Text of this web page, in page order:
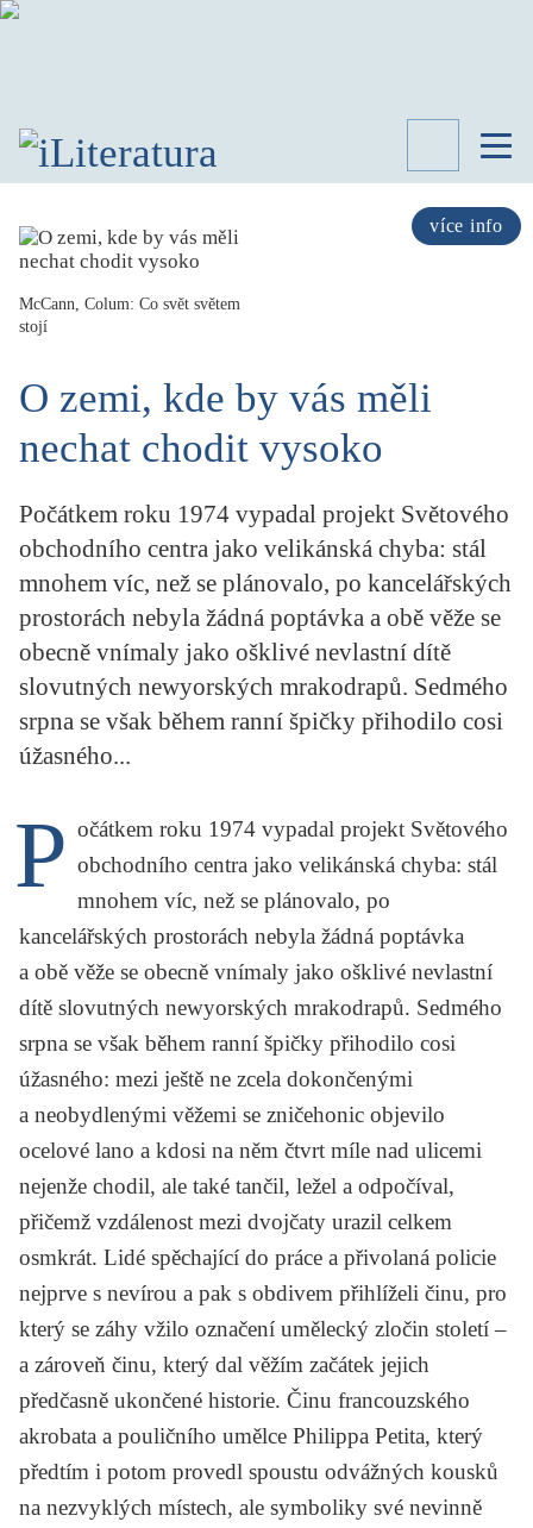
více info
SPISOVATELÉ
KNIHY
LITERATURY
KATEGORIE
PŘEHLED
STUDIE
KRITIKA PŘEKLADU
UKÁZKA
SLOUPEK
ILIGLOSA
McCann, Colum: Co svět světem
stojí
O zemi, kde by vás měli
nechat chodit vysoko
Počátkem roku 1974 vypadal projekt Světového
obchodního centra jako velikánská chyba: stál
mnohem víc, než se plánovalo, po kancelářských
prostorách nebyla žádná poptávka a obě věže se
obecně vnímaly jako ošklivé nevlastní dítě
slovutných newyorských mrakodrapů. Sedmého
srpna se však během ranní špičky přihodilo cosi
úžasného...
P očátkem roku 1974 vypadal projekt Světového
obchodního centra jako velikánská chyba: stál
mnohem víc, než se plánovalo, po
kancelářských prostorách nebyla žádná poptávka
a obě věže se obecně vnímaly jako ošklivé nevlastní
dítě slovutných newyorských mrakodrapů. Sedmého
srpna se však během ranní špičky přihodilo cosi
úžasného: mezi ještě ne zcela dokončenými
a neobydlenými věžemi se zničehonic objevilo
ocelové lano a kdosi na něm čtvrt míle nad ulicemi
nejenže chodil, ale také tančil, ležel a odpočíval,
přičemž vzdálenost mezi dvojčaty urazil celkem
osmkrát. Lidé spěchající do práce a přivolaná policie
nejprve s nevírou a pak s obdivem přihlíželi činu, pro
který se záhy vžilo označení umělecký zločin století –
a zároveň činu, který dal věžím začátek jejich
předčasně ukončené historie. Činu francouzského
akrobata a pouličního umělce Philippa Petita, který
předtím i potom provedl spoustu odvážných kousků
na nezvyklých místech, ale symboliky své nevinně